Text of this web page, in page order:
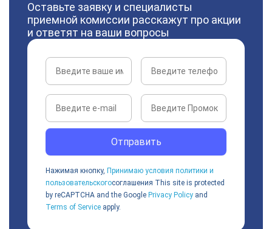
Оставьте заявку и специалисты
приемной комиссии расскажут про акции
и ответят на ваши вопросы
Отправить
Нажимая кнопку, Принимаю условия политики и
пользовательскогосоглашения This site is protected
by reCAPTCHA and the Google Privacy Policy and
Terms of Service apply.